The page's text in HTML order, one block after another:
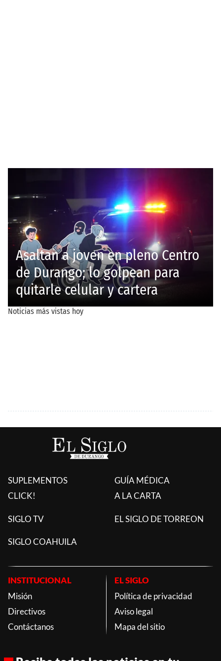
SUPLEMENTOS
CLICK!
GUÍA MÉDICA
A LA CARTA
SIGLO TV EL SIGLO DE TORREON
SIGLO COAHUILA
INSTITUCIONAL
Misión
Directivos
Contáctanos
EL SIGLO
Política de privacidad
Aviso legal
Mapa del sitio